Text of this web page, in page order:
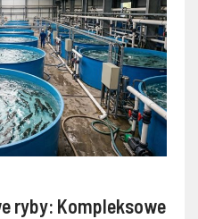
ryby: Kompleksowe